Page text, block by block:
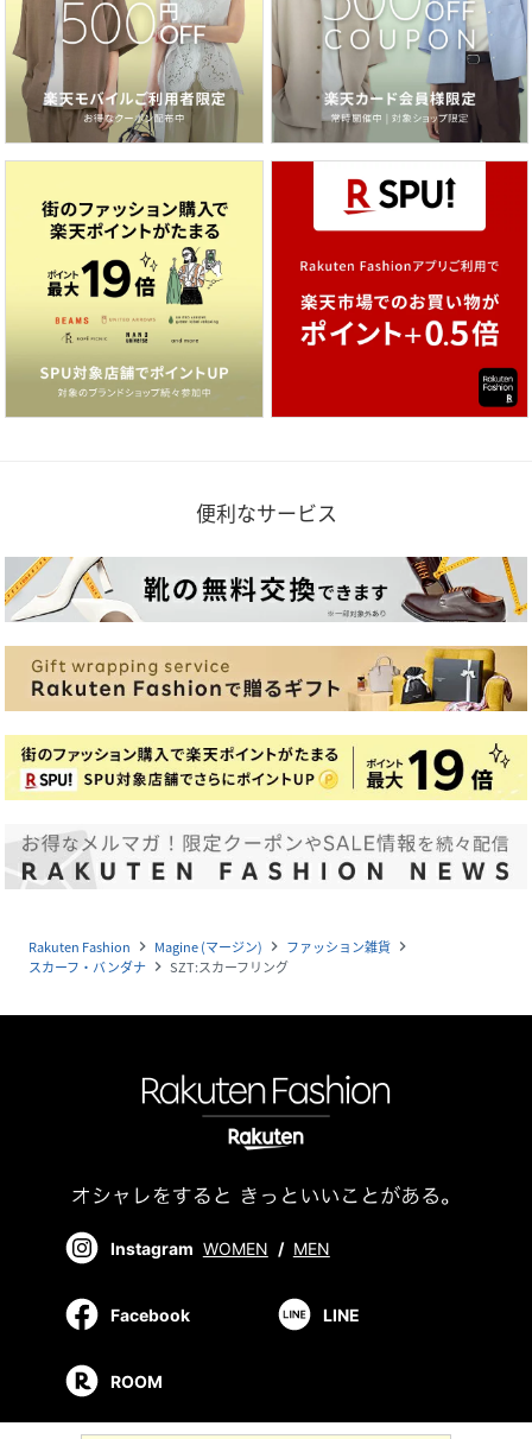
便利なサービス
Rakuten Fashion navigate_next Magine (マージン) navigate_next ファッション雑貨 navigate_next
スカーフ・バンダナ navigate_next SZT:スカーフリング
Instagram WOMEN / MEN
Facebook LINE
ROOM